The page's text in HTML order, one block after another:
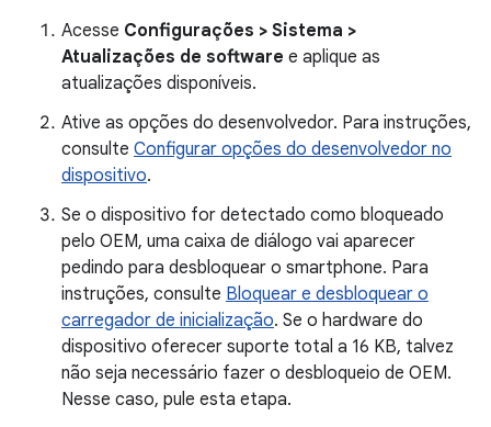
Acesse Configurações > Sistema >
Atualizações de software e aplique as
atualizações disponíveis.
Ative as opções do desenvolvedor. Para instruções,
consulte Configurar opções do desenvolvedor no
dispositivo.
Se o dispositivo for detectado como bloqueado
pelo OEM, uma caixa de diálogo vai aparecer
pedindo para desbloquear o smartphone. Para
instruções, consulte Bloquear e desbloquear o
carregador de inicialização. Se o hardware do
dispositivo oferecer suporte total a 16 KB, talvez
não seja necessário fazer o desbloqueio de OEM.
Nesse caso, pule esta etapa.